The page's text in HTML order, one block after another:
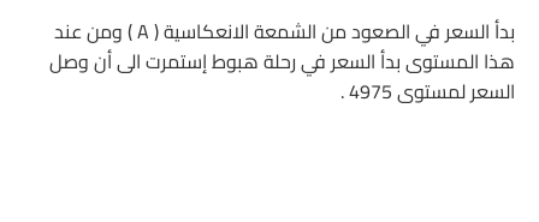
بدأ السعر في الصعود من الشمعة الانعكاسية ( A ) ومن عند
هذا المستوى بدأ السعر في رحلة هبوط إستمرت الى أن وصل
السعر لمستوى 4975 .